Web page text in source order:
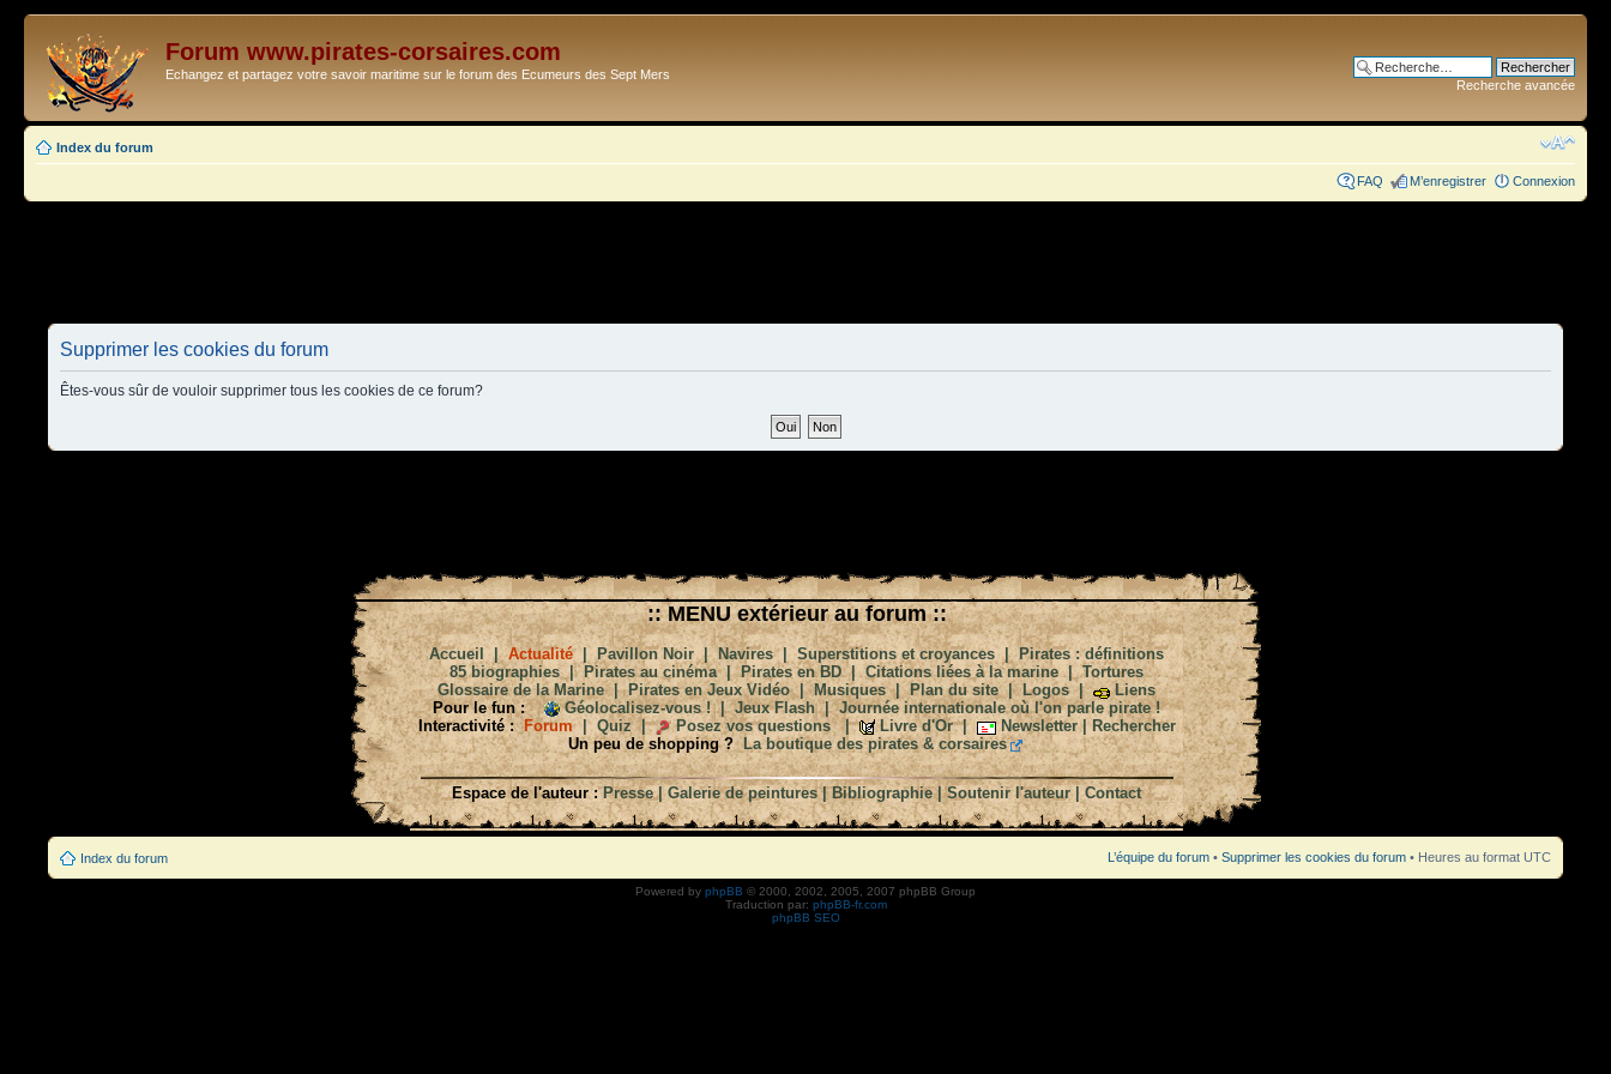
Forum www.pirates-corsaires.com
Echangez et partagez votre savoir maritime sur le forum des Ecumeurs des Sept Mers
Recherche avancée
Index du forum
FAQ M’enregistrer Connexion
Supprimer les cookies du forum
Êtes-vous sûr de vouloir supprimer tous les cookies de ce forum?
:: MENU extérieur au forum ::
Accueil |Actualité|Pavillon Noir|Navires|Superstitions et croyances|Pirates : définitions
85 biographies| Pirates au cinéma|Pirates en BD|Citations liées à la marine|Tortures
Glossaire de la Marine|Pirates en Jeux Vidéo|Musiques|Plan du site|Logos|
Liens
Pour le fun :
Géolocalisez-vous !|Jeux Flash|Journée internationale où l'on parle pirate !
Interactivité : Forum| Quiz| Posez vos questions| Livre d'Or| Newsletter| Rechercher
Un peu de shopping ?
La boutique des pirates & corsaires
Espace de l'auteur : Presse|Galerie de peintures|Bibliographie|Soutenir l'auteur|Contact
Index du forum L’équipe du forum • Supprimer les cookies du forum • Heures au format UTC
Powered by phpBB © 2000, 2002, 2005, 2007 phpBB Group
Traduction par: phpBB-fr.com
phpBB SEO